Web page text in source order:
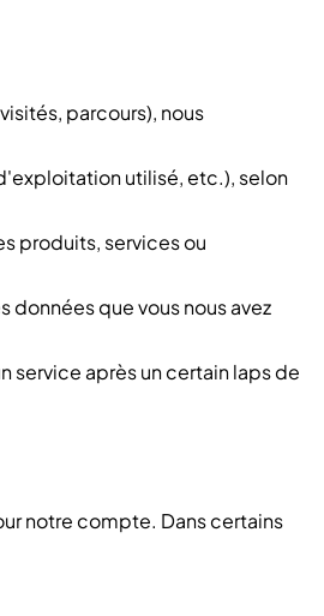
parcours), nous
utilisé, etc.), selon
produits, services ou
que vous nous avez
service après un certain laps de
notre compte. Dans certains